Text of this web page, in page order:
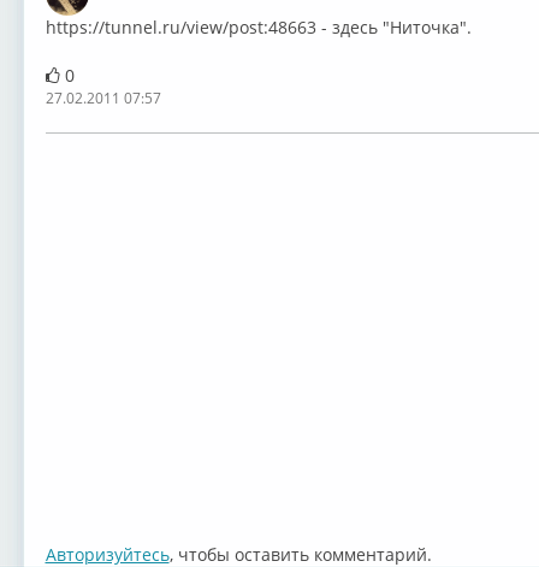
https://tunnel.ru/view/post:48663 - здесь "Ниточка".
0
27.02.2011 07:57
Авторизуйтесь, чтобы оставить комментарий.